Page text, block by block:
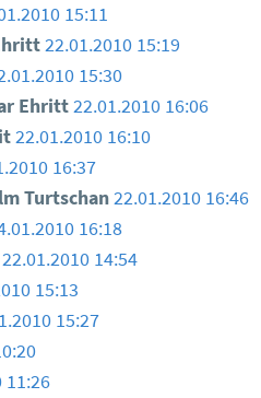
15:11
22.01.2010 15:19
15:30
Ehritt22.01.2010 16:06
22.01.2010 16:10
16:37
Turtschan22.01.2010 16:46
16:18
22.01.2010 14:54
15:13
15:27
11:26